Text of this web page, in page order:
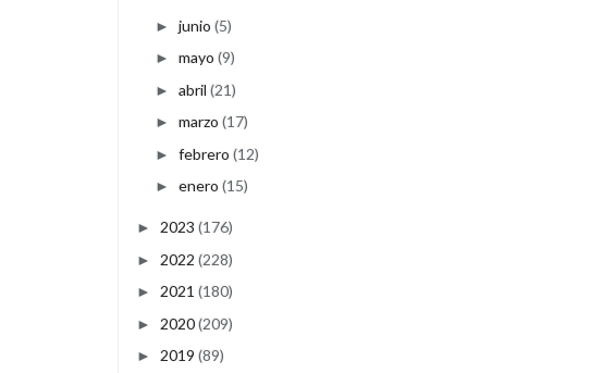
► junio (5)
► mayo (9)
► abril (21)
► marzo (17)
► febrero (12)
► enero (15)
► 2023 (176)
► 2022 (228)
► 2021 (180)
► 2020(209)
► 2019 (89)